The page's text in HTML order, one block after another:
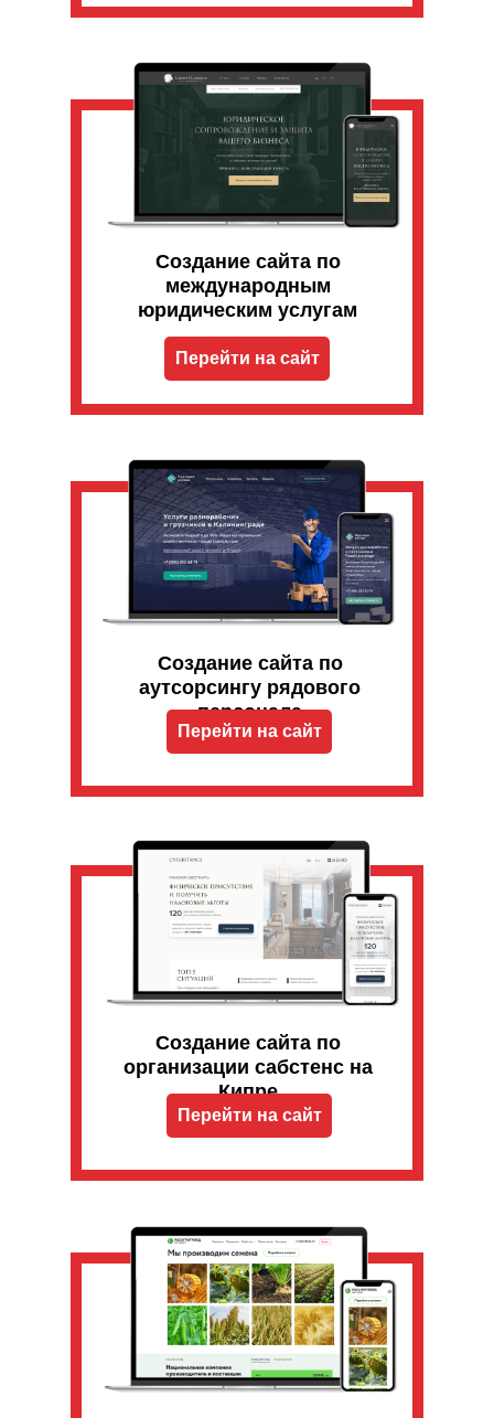
Создание сайта по
аутсорсингу рядового
персонала
Перейти на сайт
Создание сайта по
международным
юридическим услугам
Перейти на сайт
Создание сайта по
организации сабстенс на
Кипре
Перейти на сайт